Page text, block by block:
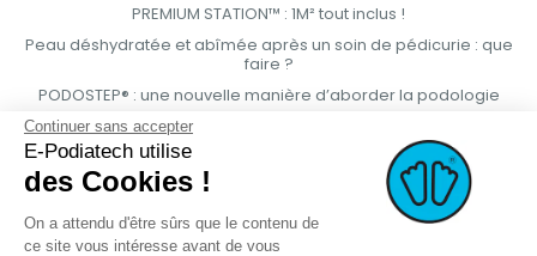
PREMIUM STATION™ : 1M² tout inclus !
Peau déshydratée et abîmée après un soin de pédicurie : que
faire ?
PODOSTEP® : une nouvelle manière d’aborder la podologie
Continuer sans accepter
E-Podiatech utilise
des Cookies !
On a attendu d'être sûrs que le contenu de
ce site vous intéresse avant de vous